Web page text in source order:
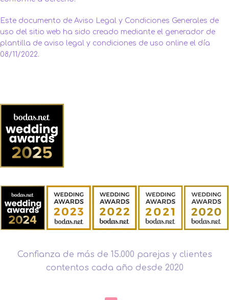
Este documento de Aviso Legal y Condiciones Generales de
uso del sitio web ha sido creado mediante el generador de
plantilla de aviso legal y condiciones de uso online el día
08/11/2022.
Confianza de más de 15.000 parejas y clientes
contentos cada año desde 2020